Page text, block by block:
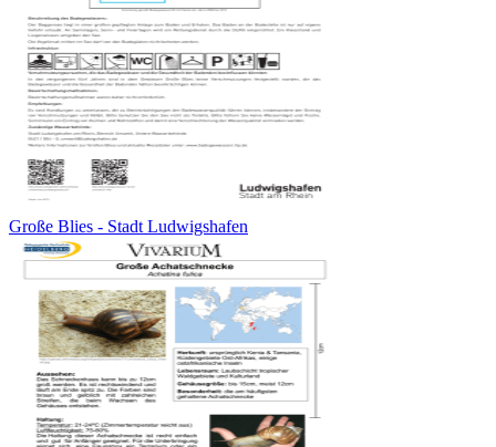
Große Blies - Stadt Ludwigshafen